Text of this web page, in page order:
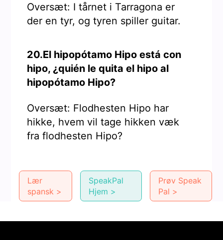
Oversæt: I tårnet i Tarragona er
der en tyr, og tyren spiller guitar.
20.El hipopótamo Hipo está con
hipo, ¿quién le quita el hipo al
hipopótamo Hipo?
Oversæt: Flodhesten Hipo har
hikke, hvem vil tage hikken væk
fra flodhesten Hipo?
Lær
spansk >
SpeakPal
Hjem >
Prøv Speak
Pal >